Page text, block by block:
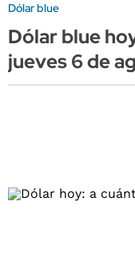
Dólar blue
Dólar blue
jueves 6 de